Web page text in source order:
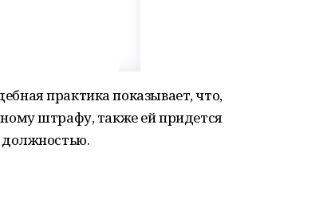
практика показывает, что,
штрафу, также ей придется
должностью.